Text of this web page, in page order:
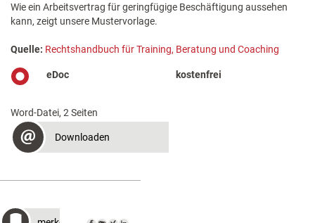
Wie ein Arbeitsvertrag für geringfügige Beschäftigung aussehen
kann, zeigt unsere Mustervorlage.
Quelle: Rechtshandbuch für Training, Beratung und Coaching
eDoc kostenfrei
Word-Datei, 2 Seiten
Downloaden